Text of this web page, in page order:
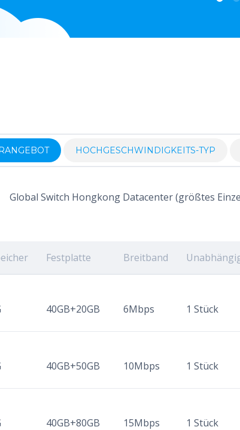
HOCHGESCHWINDIGKEITS-TYP
Global Switch Hongkong Datacenter (größtes
Festplatte Breitband
40GB+20GB 6Mbps 1 Stück
40GB+50GB 10Mbps 1 Stück
40GB+80GB 15Mbps 1 Stück